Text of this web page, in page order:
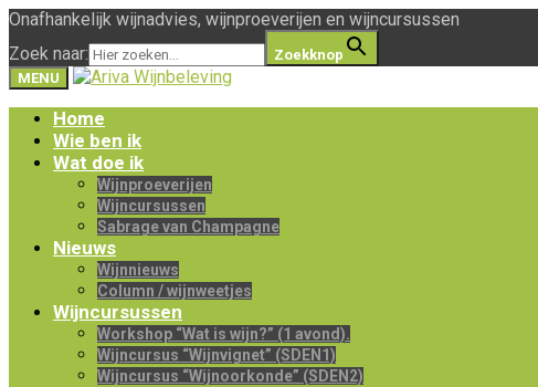
Onafhankelijk wijnadvies, wijnproeverijen en wijncursussen
Zoek naar:
Zoekknop
MENU
Home
Wie ben ik
Wat doe ik
Wijnproeverijen
Wijncursussen
Sabrage van Champagne
Nieuws
Wijnnieuws
Column / wijnweetjes
Wijncursussen
Workshop “Wat is wijn?” (1 avond).
Wijncursus “Wijnvignet” (SDEN1)
Wijncursus “Wijnoorkonde” (SDEN2)